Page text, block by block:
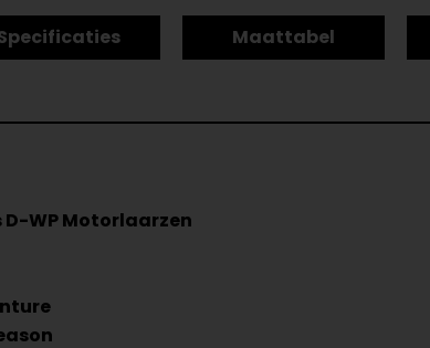
Maattabel
WP Motorlaarzen